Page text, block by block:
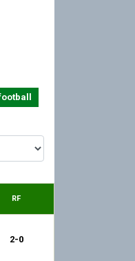
RF
2-0